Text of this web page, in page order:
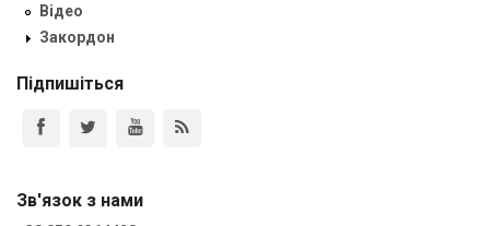
Відео
Закордон
Підпишіться
Зв'язок з нами